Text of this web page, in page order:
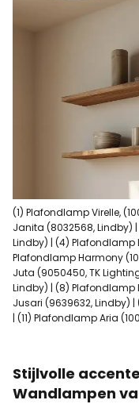
(1) Plafondlamp Virelle,
Janita (8032568, Lindby)
Lindby) | (4) Plafondlamp
Plafondlamp Harmony
Juta (9050450, TK
Lindby) | (8) Plafondlamp
Jusari (9639632, Lindby)
| (11) Plafondlamp Aria
Stijlvolle
Wandlampen